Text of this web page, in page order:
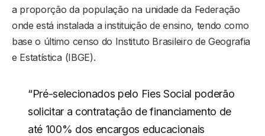
a proporção da população na unidade da Federação
onde está instalada a instituição de ensino, tendo como
base o último censo do Instituto Brasileiro de Geografia
e Estatística (IBGE).
“Pré-selecionados pelo Fies Social poderão
solicitar a contratação de financiamento de
até 100% dos encargos educacionais